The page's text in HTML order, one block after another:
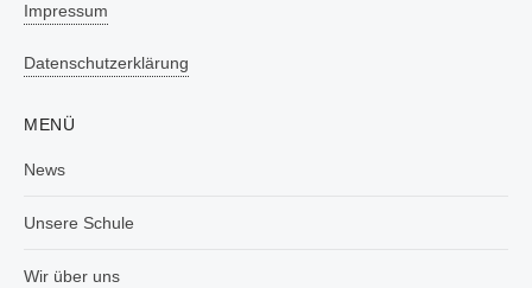
Impressum
Datenschutzerklärung
MENÜ
News
Unsere Schule
Wir über uns